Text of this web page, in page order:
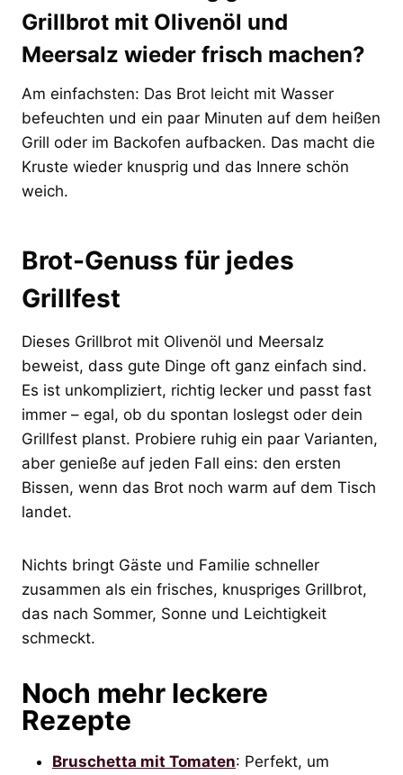
Grillbrot mit Olivenöl und
Meersalz wieder frisch machen?
Am einfachsten: Das Brot leicht mit Wasser
befeuchten und ein paar Minuten auf dem heißen
Grill oder im Backofen aufbacken. Das macht die
Kruste wieder knusprig und das Innere schön
weich.
Brot-Genuss für jedes
Grillfest
Dieses Grillbrot mit Olivenöl und Meersalz
beweist, dass gute Dinge oft ganz einfach sind.
Es ist unkompliziert, richtig lecker und passt fast
immer – egal, ob du spontan loslegst oder dein
Grillfest planst. Probiere ruhig ein paar Varianten,
aber genieße auf jeden Fall eins: den ersten
Bissen, wenn das Brot noch warm auf dem Tisch
landet.
Nichts bringt Gäste und Familie schneller
zusammen als ein frisches, knuspriges Grillbrot,
das nach Sommer, Sonne und Leichtigkeit
schmeckt.
Noch mehr leckere
Rezepte
Bruschetta mit Tomaten: Perfekt, um